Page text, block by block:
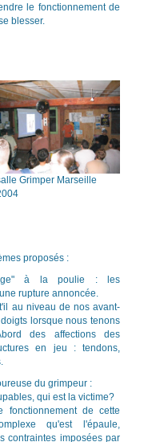
le fonctionnement de
blesser.
Grimper Marseille
proposés :
à la poulie : les
rupture annoncée
au niveau de nos avant-
lorsque nous tenons
des affections des
en jeu : tendons,
du grimpeur :
qui est la victime?
fonctionnement de cette
qu'est l'épaule,
contraintes imposées par